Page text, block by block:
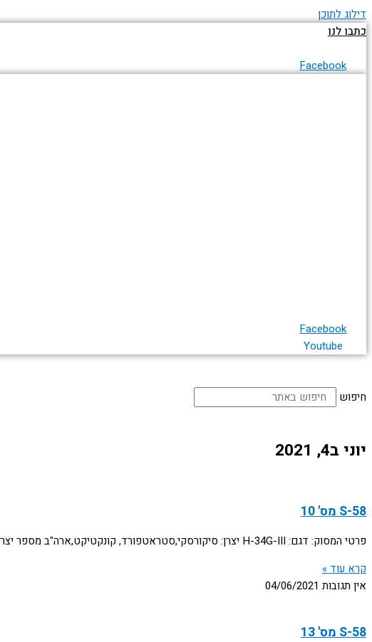
דילוג לתוכן
כתבו לנו
Facebook
Facebook
Youtube
חיפוש
יוני ב4, 2021
S-58 מס' 10
פרטי המסוק: דגם: H-34G-III יצרן: סיקורסקי,סטראטפורד, קונקטיקט,ארה"ב מספר יצרן: 58-1637 מספר צי: Bu.150788 תולדות המסוק: יוצר ע"י חב' סיקורסקי כדגם CH-34C ויועד למכירה לגרמניה. קיבל
קרא עוד »
אין תגובות 04/06/2021
S-58 מס' 13